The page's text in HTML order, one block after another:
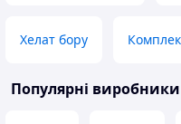
Недоліки
Хелат бору
Популярні виробники